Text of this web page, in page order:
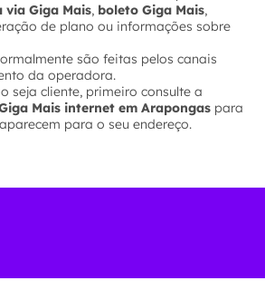
via Giga Mais, boleto Giga Mais,
de plano ou informações sobre
são feitas pelos canais
da operadora.
seja cliente, primeiro consulte a
Mais internet em Arapongas para
para o seu endereço.